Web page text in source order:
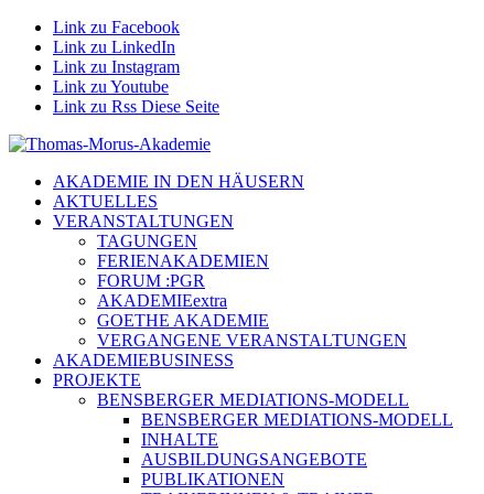
Link zu Facebook
Link zu LinkedIn
Link zu Instagram
Link zu Youtube
Link zu Rss Diese Seite
AKADEMIE IN DEN HÄUSERN
AKTUELLES
VERANSTALTUNGEN
TAGUNGEN
FERIENAKADEMIEN
FORUM :PGR
AKADEMIEextra
GOETHE AKADEMIE
VERGANGENE VERANSTALTUNGEN
AKADEMIEBUSINESS
PROJEKTE
BENSBERGER MEDIATIONS-MODELL
BENSBERGER MEDIATIONS-MODELL
INHALTE
AUSBILDUNGSANGEBOTE
PUBLIKATIONEN